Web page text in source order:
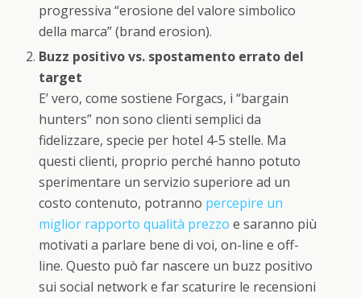
progressiva “erosione del valore simbolico
della marca” (brand erosion).
Buzz positivo vs. spostamento errato del
target
E’ vero, come sostiene Forgacs, i “bargain
hunters” non sono clienti semplici da
fidelizzare, specie per hotel 4-5 stelle. Ma
questi clienti, proprio perché hanno potuto
sperimentare un servizio superiore ad un
costo contenuto, potranno percepire un
miglior rapporto qualità prezzo e saranno più
motivati a parlare bene di voi, on-line e off-
line. Questo può far nascere un buzz positivo
sui social network e far scaturire le recensioni